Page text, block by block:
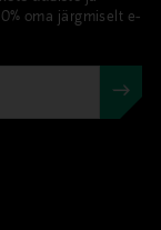
oma järgmiselt e-